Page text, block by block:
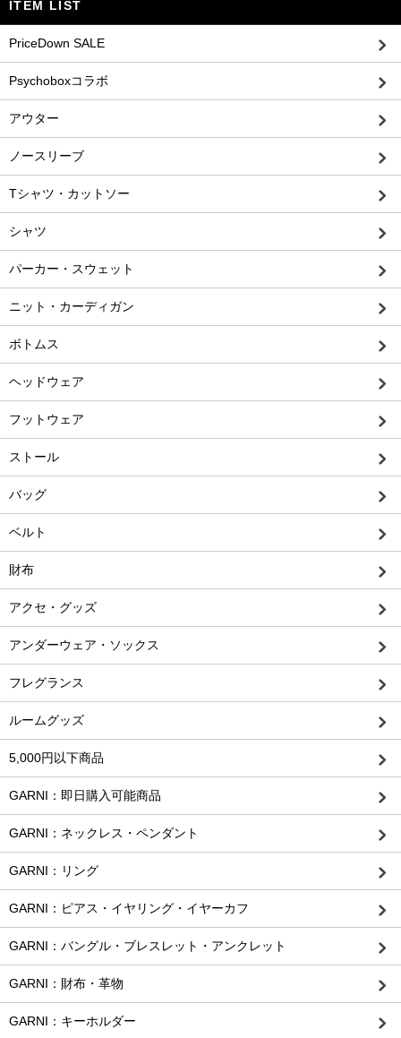
ITEM LIST
PriceDown SALE
Psychoboxコラボ
アウター
ノースリーブ
Tシャツ・カットソー
シャツ
パーカー・スウェット
ニット・カーディガン
ボトムス
ヘッドウェア
フットウェア
ストール
バッグ
ベルト
財布
アクセ・グッズ
アンダーウェア・ソックス
フレグランス
ルームグッズ
5,000円以下商品
GARNI：即日購入可能商品
GARNI：ネックレス・ペンダント
GARNI：リング
GARNI：ピアス・イヤリング・イヤーカフ
GARNI：バングル・ブレスレット・アンクレット
GARNI：財布・革物
GARNI：キーホルダー